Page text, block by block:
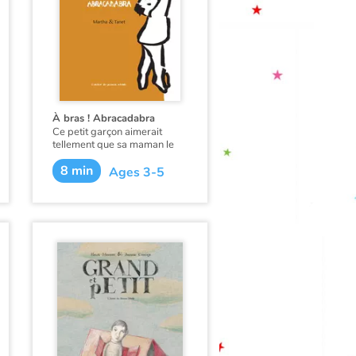
chaque double page, fiction
et documentaire.
À bras ! Abracadabra
Ce petit garçon aimerait
tellement que sa maman le
prenne dans ses bras.
8 min Ages 3-5